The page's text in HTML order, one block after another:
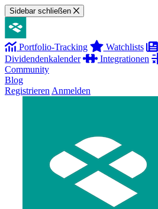
Sidebar schließen
Portfolio-Tracking Watchlists
Dividendenkalender
Integrationen
Community
Blog
Registrieren Anmelden